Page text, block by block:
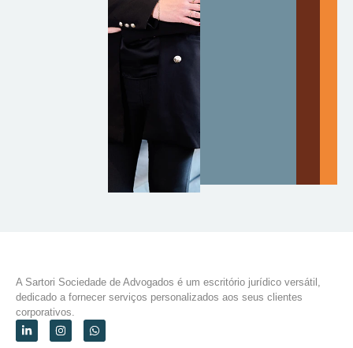
A Sartori Sociedade de Advogados é um escritório jurídico versátil,
dedicado a fornecer serviços personalizados aos seus clientes
corporativos.